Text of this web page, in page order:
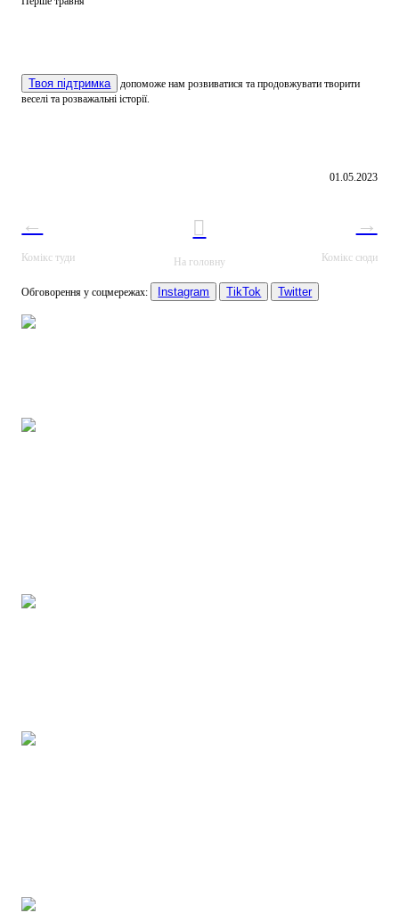
Твоя підтримка
допоможе нам розвиватися та продовжувати творити
веселі та розважальні історії.
01.05.2023
←
Комікс туди
︎
На головну
→
Комікс сюди
Обговорення у соцмережах: Instagram TikTok Twitter